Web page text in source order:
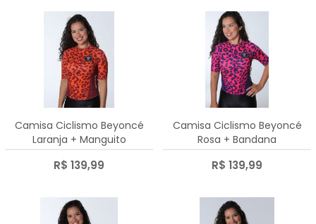
Camisa Ciclismo Beyoncé
Laranja + Manguito
R$ 139,99
Camisa Ciclismo Beyoncé
Rosa + Bandana
R$ 139,99